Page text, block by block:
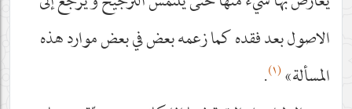
الاصول بعد فقده كما زعمه بعض في بعض موارد هذه
المسألة»(١) .